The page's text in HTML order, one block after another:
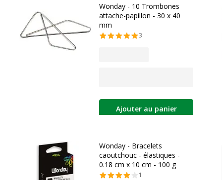
Wonday - 10 Trombones
attache-papillon - 30 x 40
mm
3
Ajouter au panier
Wonday - Bracelets
caoutchouc - élastiques -
0.18 cm x 10 cm - 100 g
1